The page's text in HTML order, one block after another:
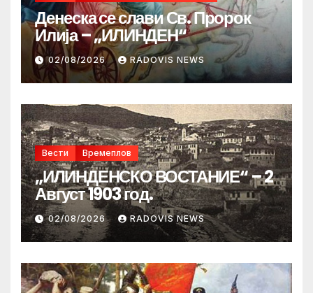
Денеска се слави Св. Пророк
Илија – „ИЛИНДЕН“
02/08/2026 RADOVIS NEWS
Вести Времеплов
„ИЛИНДЕНСКО ВОСТАНИЕ“ – 2
Август 1903 год.
02/08/2026 RADOVIS NEWS